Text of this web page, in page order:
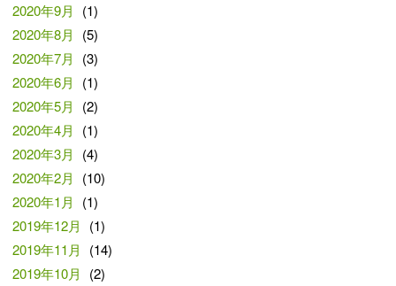
2020年9月
(1)
2020年8月
(5)
2020年7月
(3)
2020年6月
(1)
2020年5月
(2)
2020年4月
(1)
2020年3月
(4)
2020年2月
(10)
2020年1月
(1)
2019年12月
(1)
2019年11月
(14)
2019年10月
(2)